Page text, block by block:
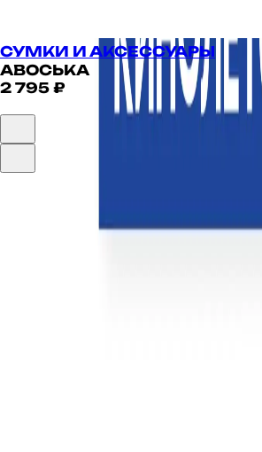
СУМКИ И АКСЕССУАРЫ
АВОСЬКА
2 795 ₽